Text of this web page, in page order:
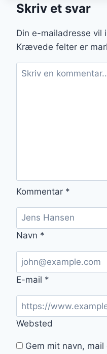
LÆKKER
Skriv et svar
Din e-mailadresse vil
Krævede felter er
Kommentar *
Navn *
E-mail *
Websted
Gem mit navn,